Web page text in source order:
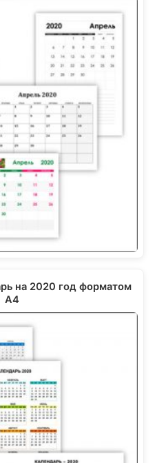
на 2020 год форматом
А4